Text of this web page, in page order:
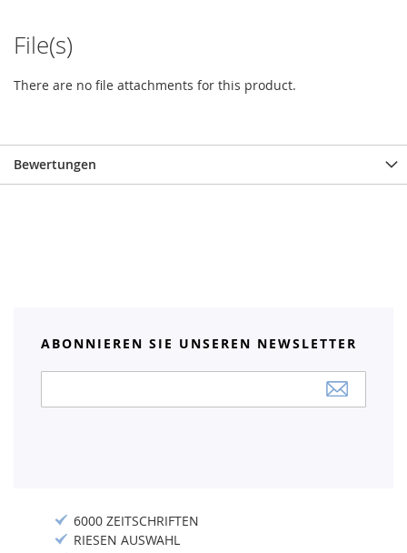
File(s)
There are no file attachments for this product.
Bewertungen
ABONNIEREN SIE UNSEREN NEWSLETTER
Newsletter:
6000 ZEITSCHRIFTEN
RIESEN AUSWAHL